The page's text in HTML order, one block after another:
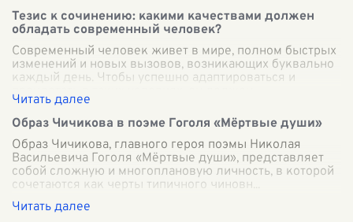
Тезис к сочинению: какими качествами должен
обладать современный человек?
Современный человек живет в мире, полном быстрых
изменений и новых вызовов, возникающих буквально
каждый день. Чтобы успешно адаптироваться и
процветать в таких условиях, он должен
Образ Чичикова в поэме Гоголя «Мёртвые души»
Образ Чичикова, главного героя поэмы Николая
Васильевича Гоголя «Мёртвые души», представляет
собой сложную и многоплановую личность, в которой
сочетаются как черты типичного чиновн